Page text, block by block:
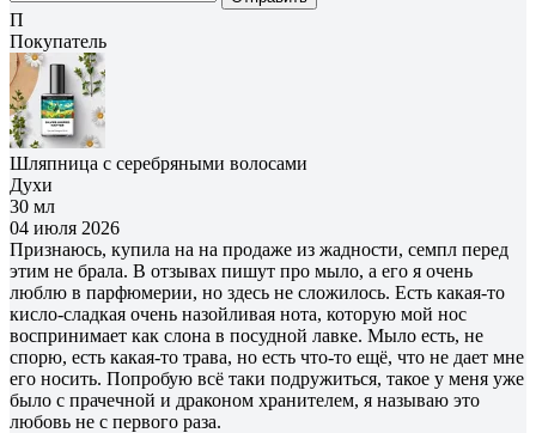
П
Покупатель
Шляпница с серебряными волосами
Духи
30 мл
04 июля 2026
Признаюсь, купила на на продаже из жадности, семпл перед
этим не брала. В отзывах пишут про мыло, а его я очень
люблю в парфюмерии, но здесь не сложилось. Есть какая-то
кисло-сладкая очень назойливая нота, которую мой нос
воспринимает как слона в посудной лавке. Мыло есть, не
спорю, есть какая-то трава, но есть что-то ещё, что не дает мне
его носить. Попробую всё таки подружиться, такое у меня уже
было с прачечной и драконом хранителем, я называю это
любовь не с первого раза.